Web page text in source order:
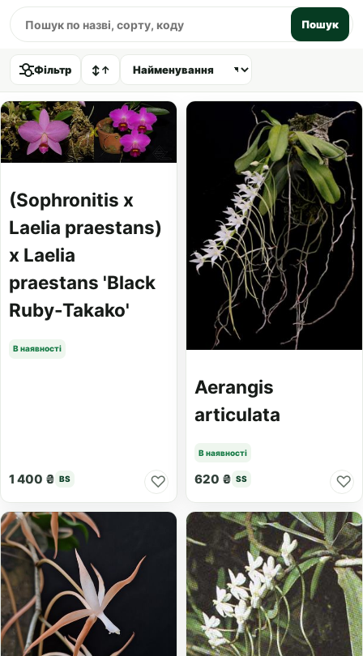
Пошук
Фільтр ↕↑
(Sophronitis x
Laelia praestans)
x Laelia
praestans 'Black
Ruby-Takako'
В наявності
1 400 ₴ BS ♡
Aerangis
articulata
В наявності
620 ₴ SS ♡